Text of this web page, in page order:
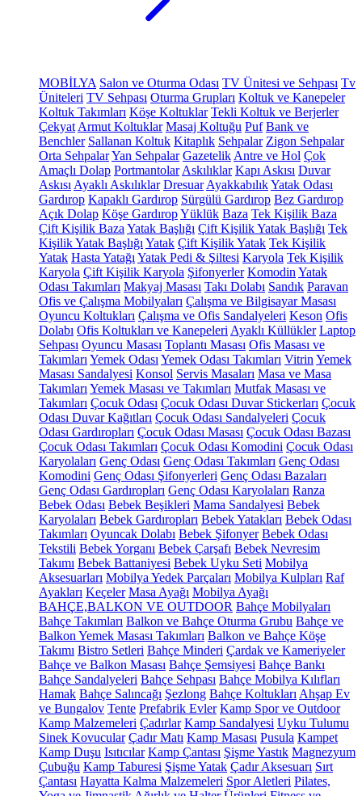
MOBİLYA Salon ve Oturma Odası TV Ünitesi ve Sehpası Tv
Üniteleri TV Sehpası Oturma Grupları Koltuk ve Kanepeler
Koltuk Takımları Köşe Koltuklar Tekli Koltuk ve Berjerler
Çekyat Armut Koltuklar Masaj Koltuğu Puf Bank ve
Benchler Sallanan Koltuk Kitaplık Sehpalar Zigon Sehpalar
Orta SehpalarYan Sehpalar Gazetelik Antre ve Hol Çok
Amaçlı Dolap Portmantolar Askılıklar Kapı Askısı Duvar
Askısı Ayaklı Askılıklar Dresuar AyakkabılıkYatak Odası
Gardırop Kapaklı Gardırop Sürgülü Gardırop Bez Gardırop
Açık Dolap Köşe GardıropYüklük Baza Tek Kişilik Baza
Çift Kişilik Baza Yatak Başlığı Çift Kişilik Yatak Başlığı Tek
Kişilik Yatak Başlığı Yatak Çift Kişilik Yatak Tek Kişilik
Yatak Hasta Yatağı Yatak Pedi & Şiltesi Karyola Tek Kişilik
Karyola Çift Kişilik Karyola Şifonyerler Komodin Yatak
Odası Takımları Makyaj Masası Takı Dolabı Sandık Paravan
Ofis ve Çalışma Mobilyaları Çalışma ve Bilgisayar Masası
Oyuncu Koltukları Çalışma ve Ofis Sandalyeleri Keson Ofis
Dolabı Ofis Koltukları ve Kanepeleri Ayaklı Küllükler Laptop
Sehpası Oyuncu Masası Toplantı Masası Ofis Masası ve
Takımları Yemek Odası Yemek Odası Takımları Vitrin Yemek
Masası Sandalyesi Konsol Servis Masaları Masa ve Masa
Takımları Yemek Masası ve Takımları Mutfak Masası ve
Takımları Çocuk Odası Çocuk Odası Duvar Stickerları Çocuk
Odası Duvar Kağıtları Çocuk Odası Sandalyeleri Çocuk
Odası Gardıropları Çocuk Odası Masası Çocuk Odası Bazası
Çocuk Odası Takımları Çocuk Odası Komodini Çocuk Odası
Karyolaları Genç Odası Genç Odası Takımları Genç Odası
Komodini Genç Odası Şifonyerleri Genç Odası Bazaları
Genç Odası Gardıropları Genç Odası Karyolaları Ranza
Bebek Odası Bebek Beşikleri Mama Sandalyesi Bebek
Karyolaları Bebek Gardıropları Bebek Yatakları Bebek Odası
Takımları Oyuncak Dolabı Bebek Şifonyer Bebek Odası
Tekstili Bebek Yorganı Bebek Çarşafı Bebek Nevresim
Takımı Bebek Battaniyesi Bebek Uyku Seti Mobilya
Aksesuarları Mobilya Yedek Parçaları Mobilya Kulpları Raf
Ayakları Keçeler Masa Ayağı Mobilya Ayağı
BAHÇE,BALKON VE OUTDOOR Bahçe Mobilyaları
Bahçe Takımları Balkon ve Bahçe Oturma Grubu Bahçe ve
Balkon Yemek Masası Takımları Balkon ve Bahçe Köşe
Takımı Bistro Setleri Bahçe Minderi Çardak ve Kameriyeler
Bahçe ve Balkon Masası Bahçe Şemsiyesi Bahçe Bankı
Bahçe Sandalyeleri Bahçe Sehpası Bahçe Mobilya Kılıfları
Hamak Bahçe Salıncağı Şezlong Bahçe Koltukları Ahşap Ev
ve Bungalov Tente Prefabrik Evler Kamp Spor ve Outdoor
Kamp Malzemeleri Çadırlar Kamp Sandalyesi Uyku Tulumu
Sinek Kovucular Çadır Matı Kamp Masası Pusula Kampet
Kamp Duşu Isıtıcılar Kamp Çantası Şişme Yastık Magnezyum
Çubuğu Kamp Taburesi Şişme Yatak Çadır Aksesuarı Sırt
Çantası Hayatta Kalma Malzemeleri Spor Aletleri Pilates,